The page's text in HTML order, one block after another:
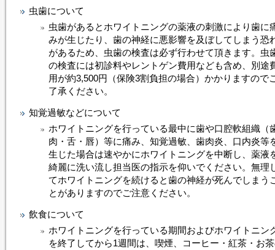
虫歯について
虫歯があると ホワイトニングの薬液の刺激により歯に
みが生じたり、歯の神経に悪影響を及ぼしてしまう恐
があるため、虫歯の検査は必ず行わせて頂きます。虫
の検査には初診料やレントゲン費用なども含め、別途
用が約3,500円（保険3割負担の場合）かかりますので
了承ください。
知覚過敏などについて
ホワイトニングを行っている最中に歯や口腔軟組織（
肉・舌・唇）等に痛み、知覚過敏、歯肉炎、口内炎等
生じた場合は速やかにホワイトニングを中断し、薬液
綺麗に洗い流し担当医の指示を仰いでください。無理
てホワイトニングを続けると歯の神経が死んでしまう
とがありますのでご注意ください。
飲食について
ホワイトニングを行っている期間およびホワイトニン
を終了してから1週間は、喫煙、コーヒー・紅茶・お